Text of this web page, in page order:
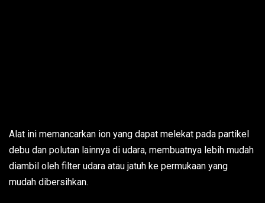
Alat ini memancarkan ion yang dapat melekat pada partikel
debu dan polutan lainnya di udara, membuatnya lebih mudah
diambil oleh filter udara atau jatuh ke permukaan yang
mudah dibersihkan.